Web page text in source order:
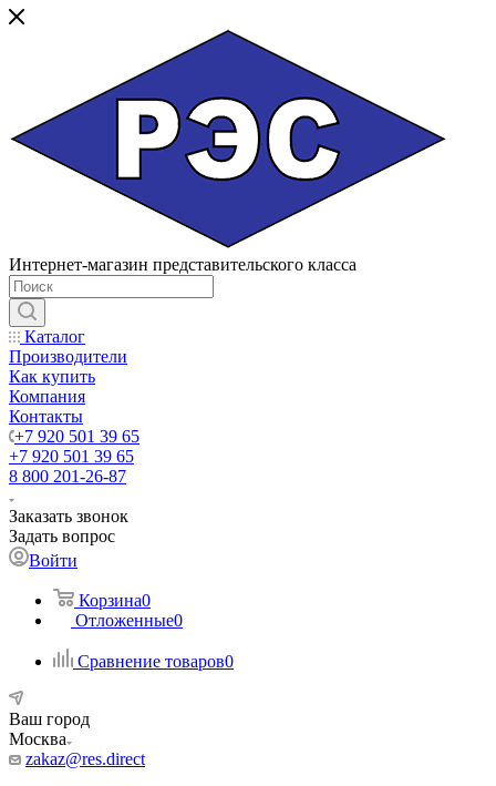
Интернет-магазин представительского класса
Каталог
Производители
Как купить
Компания
Контакты
+7 920 501 39 65
+7 920 501 39 65
8 800 201-26-87
Заказать звонок
Задать вопрос
Войти
Корзина0
Отложенные0
Сравнение товаров0
Ваш город
Москва
zakaz@res.direct